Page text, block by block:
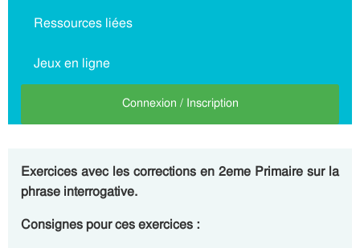
Ressources liées
Jeux en ligne
Connexion / Inscription
Exercices avec les corrections en 2eme Primaire sur la
phrase interrogative.
Consignes pour ces exercices :